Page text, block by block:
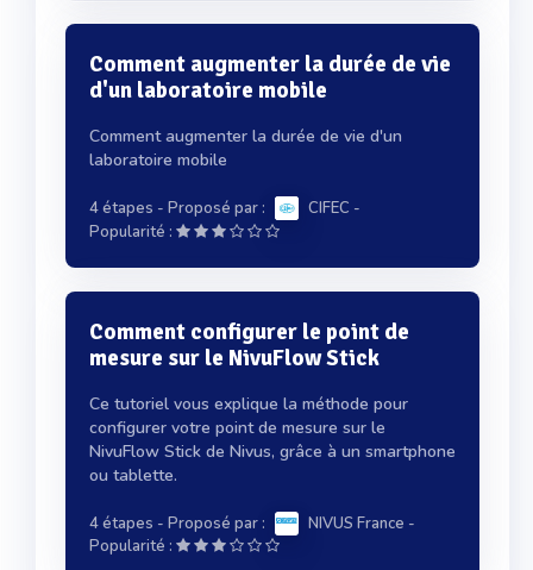
Comment augmenter la durée de vie
d'un laboratoire mobile
Comment augmenter la durée de vie d'un
laboratoire mobile
4 étapes - Proposé par : CIFEC -
Popularité :
Comment configurer le point de
mesure sur le NivuFlow Stick
Ce tutoriel vous explique la méthode pour
configurer votre point de mesure sur le
NivuFlow Stick de Nivus, grâce à un smartphone
ou tablette.
4 étapes - Proposé par : NIVUS France -
Popularité :